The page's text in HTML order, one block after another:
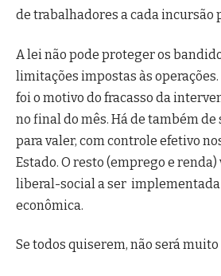
de trabalhadores a cada incursão
A lei não pode proteger os
limitações impostas às operações.
foi o motivo do fracasso da
no final do mês. Há de também
para valer, com controle efetivo
Estado. O resto (emprego e
liberal-social a ser implementada
econômica.
Se todos quiserem, não será